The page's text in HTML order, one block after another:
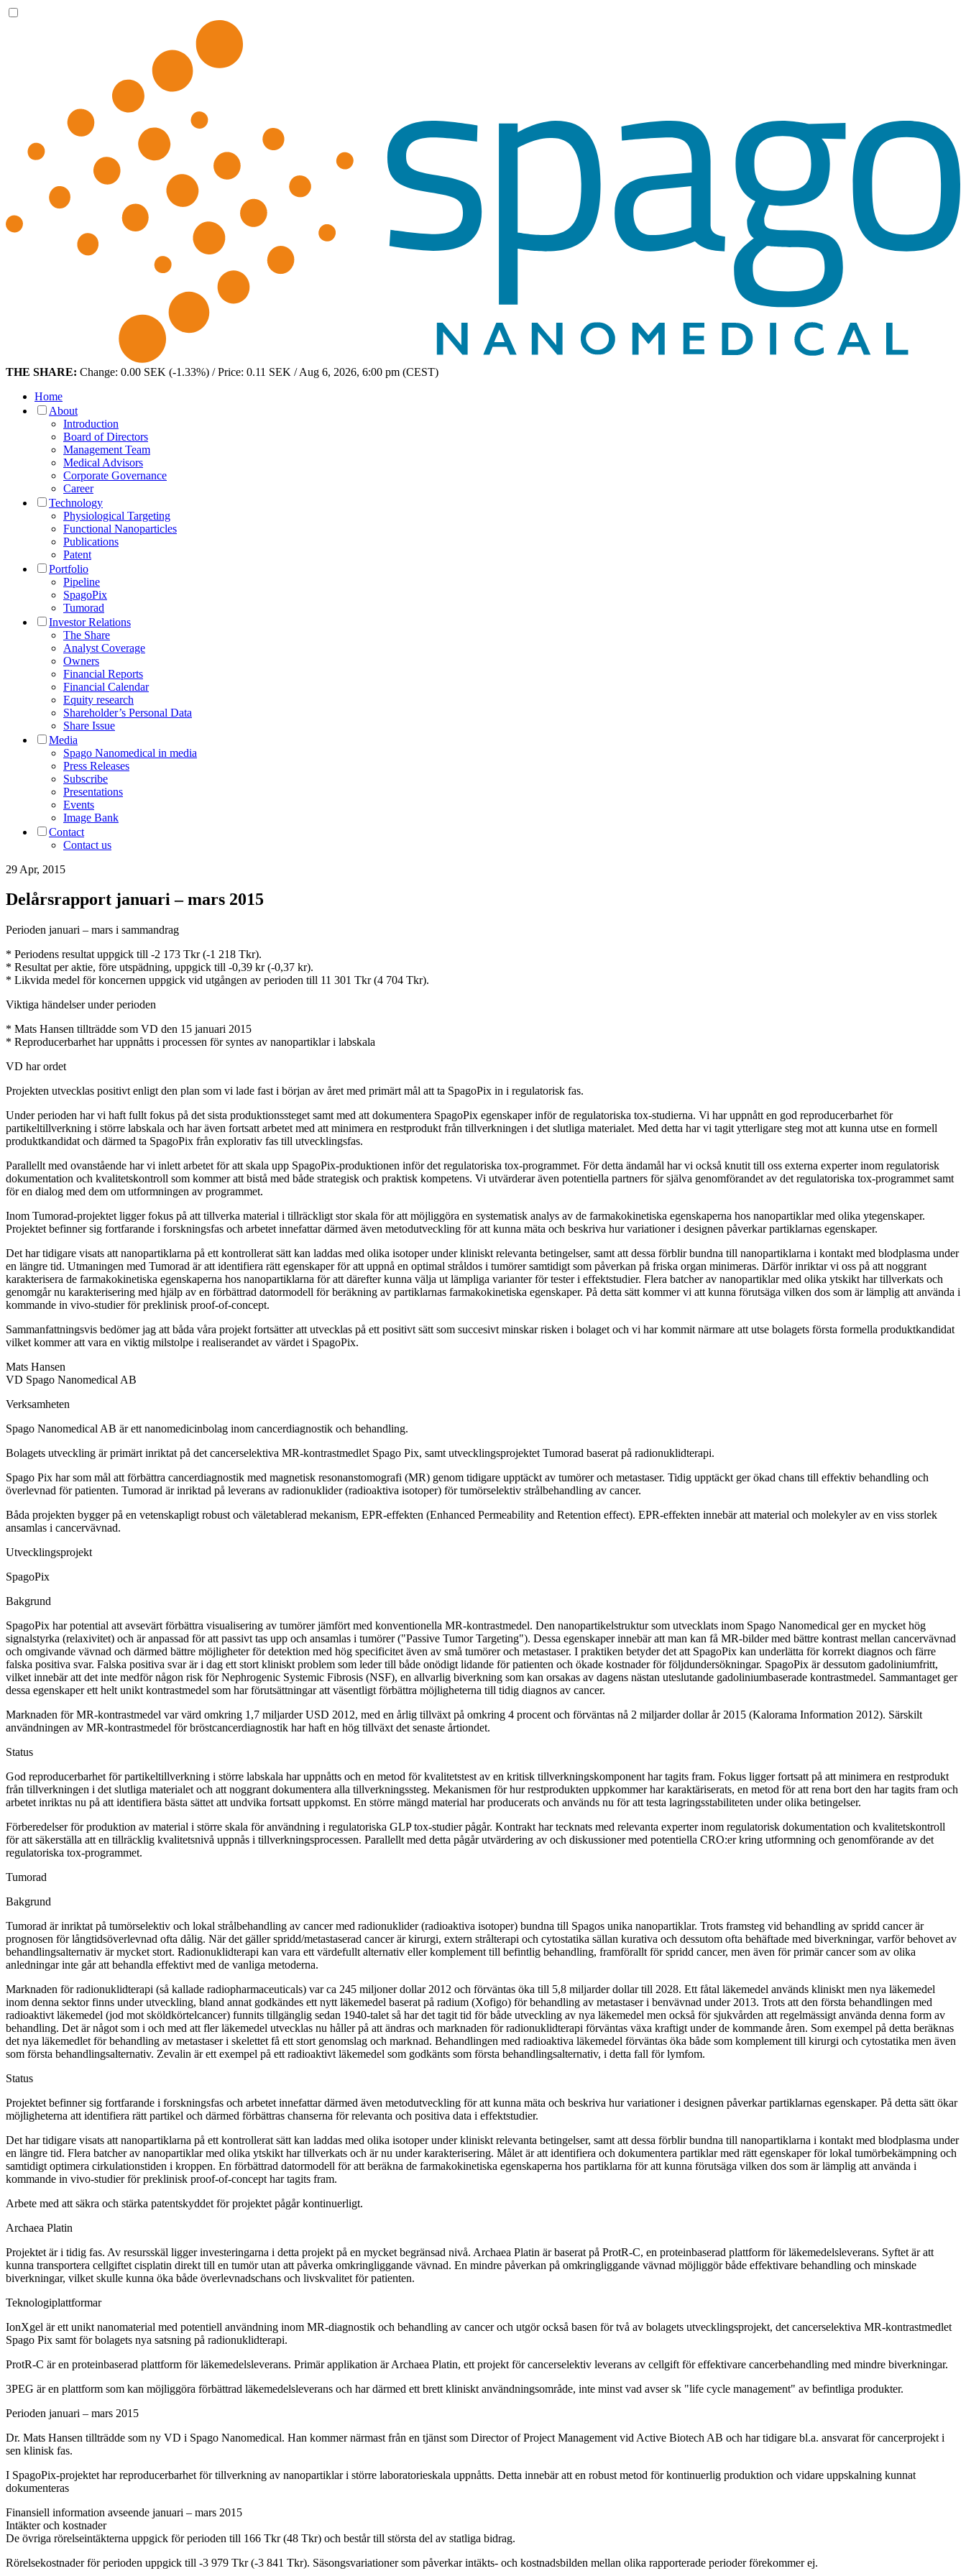
THE SHARE: Change: 0.00 SEK (-1.33%) / Price: 0.11 SEK / Aug 6, 2026, 6:00 pm (CEST)
Home
About
Introduction
Board of Directors
Management Team
Medical Advisors
Corporate Governance
Career
Technology
Physiological Targeting
Functional Nanoparticles
Publications
Patent
Portfolio
Pipeline
SpagoPix
Tumorad
Investor Relations
The Share
Analyst Coverage
Owners
Financial Reports
Financial Calendar
Equity research
Shareholder’s Personal Data
Share Issue
Media
Spago Nanomedical in media
Press Releases
Subscribe
Presentations
Events
Image Bank
Contact
Contact us
29 Apr, 2015
Delårsrapport januari – mars 2015
Perioden januari – mars i sammandrag
* Periodens resultat uppgick till -2 173 Tkr (-1 218 Tkr).
* Resultat per aktie, före utspädning, uppgick till -0,39 kr (-0,37 kr).
* Likvida medel för koncernen uppgick vid utgången av perioden till 11 301 Tkr (4 704 Tkr).
Viktiga händelser under perioden
* Mats Hansen tillträdde som VD den 15 januari 2015
* Reproducerbarhet har uppnåtts i processen för syntes av nanopartiklar i labskala
VD har ordet
Projekten utvecklas positivt enligt den plan som vi lade fast i början av året med primärt mål att ta SpagoPix in i regulatorisk fas.
Under perioden har vi haft fullt fokus på det sista produktionssteget samt med att dokumentera SpagoPix egenskaper inför de regulatoriska tox-studierna. Vi har uppnått en god reproducerbarhet för
partikeltillverkning i större labskala och har även fortsatt arbetet med att minimera en restprodukt från tillverkningen i det slutliga materialet. Med detta har vi tagit ytterligare steg mot att kunna utse en formell
produktkandidat och därmed ta SpagoPix från explorativ fas till utvecklingsfas.
Parallellt med ovanstående har vi inlett arbetet för att skala upp SpagoPix-produktionen inför det regulatoriska tox-programmet. För detta ändamål har vi också knutit till oss externa experter inom regulatorisk
dokumentation och kvalitetskontroll som kommer att bistå med både strategisk och praktisk kompetens. Vi utvärderar även potentiella partners för själva genomförandet av det regulatoriska tox-programmet samt
för en dialog med dem om utformningen av programmet.
Inom Tumorad-projektet ligger fokus på att tillverka material i tillräckligt stor skala för att möjliggöra en systematisk analys av de farmakokinetiska egenskaperna hos nanopartiklar med olika ytegenskaper.
Projektet befinner sig fortfarande i forskningsfas och arbetet innefattar därmed även metodutveckling för att kunna mäta och beskriva hur variationer i designen påverkar partiklarnas egenskaper.
Det har tidigare visats att nanopartiklarna på ett kontrollerat sätt kan laddas med olika isotoper under kliniskt relevanta betingelser, samt att dessa förblir bundna till nanopartiklarna i kontakt med blodplasma under
en längre tid. Utmaningen med Tumorad är att identifiera rätt egenskaper för att uppnå en optimal stråldos i tumörer samtidigt som påverkan på friska organ minimeras. Därför inriktar vi oss på att noggrant
karakterisera de farmakokinetiska egenskaperna hos nanopartiklarna för att därefter kunna välja ut lämpliga varianter för tester i effektstudier. Flera batcher av nanopartiklar med olika ytskikt har tillverkats och
genomgår nu karakterisering med hjälp av en förbättrad datormodell för beräkning av partiklarnas farmakokinetiska egenskaper. På detta sätt kommer vi att kunna förutsäga vilken dos som är lämplig att använda i
kommande in vivo-studier för preklinisk proof-of-concept.
Sammanfattningsvis bedömer jag att båda våra projekt fortsätter att utvecklas på ett positivt sätt som succesivt minskar risken i bolaget och vi har kommit närmare att utse bolagets första formella produktkandidat
vilket kommer att vara en viktig milstolpe i realiserandet av värdet i SpagoPix.
Mats Hansen
VD Spago Nanomedical AB
Verksamheten
Spago Nanomedical AB är ett nanomedicinbolag inom cancerdiagnostik och behandling.
Bolagets utveckling är primärt inriktat på det cancerselektiva MR-kontrastmedlet Spago Pix, samt utvecklingsprojektet Tumorad baserat på radionuklidterapi.
Spago Pix har som mål att förbättra cancerdiagnostik med magnetisk resonanstomografi (MR) genom tidigare upptäckt av tumörer och metastaser. Tidig upptäckt ger ökad chans till effektiv behandling och
överlevnad för patienten. Tumorad är inriktad på leverans av radionuklider (radioaktiva isotoper) för tumörselektiv strålbehandling av cancer.
Båda projekten bygger på en vetenskapligt robust och väletablerad mekanism, EPR-effekten (Enhanced Permeability and Retention effect). EPR-effekten innebär att material och molekyler av en viss storlek
ansamlas i cancervävnad.
Utvecklingsprojekt
SpagoPix
Bakgrund
SpagoPix har potential att avsevärt förbättra visualisering av tumörer jämfört med konventionella MR-kontrastmedel. Den nanopartikelstruktur som utvecklats inom Spago Nanomedical ger en mycket hög
signalstyrka (relaxivitet) och är anpassad för att passivt tas upp och ansamlas i tumörer ("Passive Tumor Targeting"). Dessa egenskaper innebär att man kan få MR-bilder med bättre kontrast mellan cancervävnad
och omgivande vävnad och därmed bättre möjligheter för detektion med hög specificitet även av små tumörer och metastaser. I praktiken betyder det att SpagoPix kan underlätta för korrekt diagnos och färre
falska positiva svar. Falska positiva svar är i dag ett stort kliniskt problem som leder till både onödigt lidande för patienten och ökade kostnader för följdundersökningar. SpagoPix är dessutom gadoliniumfritt,
vilket innebär att det inte medför någon risk för Nephrogenic Systemic Fibrosis (NSF), en allvarlig biverkning som kan orsakas av dagens nästan uteslutande gadoliniumbaserade kontrastmedel. Sammantaget ger
dessa egenskaper ett helt unikt kontrastmedel som har förutsättningar att väsentligt förbättra möjligheterna till tidig diagnos av cancer.
Marknaden för MR-kontrastmedel var värd omkring 1,7 miljarder USD 2012, med en årlig tillväxt på omkring 4 procent och förväntas nå 2 miljarder dollar år 2015 (Kalorama Information 2012). Särskilt
användningen av MR-kontrastmedel för bröstcancerdiagnostik har haft en hög tillväxt det senaste årtiondet.
Status
God reproducerbarhet för partikeltillverkning i större labskala har uppnåtts och en metod för kvalitetstest av en kritisk tillverkningskomponent har tagits fram. Fokus ligger fortsatt på att minimera en restprodukt
från tillverkningen i det slutliga materialet och att noggrant dokumentera alla tillverkningssteg. Mekanismen för hur restprodukten uppkommer har karaktäriserats, en metod för att rena bort den har tagits fram och
arbetet inriktas nu på att identifiera bästa sättet att undvika fortsatt uppkomst. En större mängd material har producerats och används nu för att testa lagringsstabiliteten under olika betingelser.
Förberedelser för produktion av material i större skala för användning i regulatoriska GLP tox-studier pågår. Kontrakt har tecknats med relevanta experter inom regulatorisk dokumentation och kvalitetskontroll
för att säkerställa att en tillräcklig kvalitetsnivå uppnås i tillverkningsprocessen. Parallellt med detta pågår utvärdering av och diskussioner med potentiella CRO:er kring utformning och genomförande av det
regulatoriska tox-programmet.
Tumorad
Bakgrund
Tumorad är inriktat på tumörselektiv och lokal strålbehandling av cancer med radionuklider (radioaktiva isotoper) bundna till Spagos unika nanopartiklar. Trots framsteg vid behandling av spridd cancer är
prognosen för långtidsöverlevnad ofta dålig. När det gäller spridd/metastaserad cancer är kirurgi, extern strålterapi och cytostatika sällan kurativa och dessutom ofta behäftade med biverkningar, varför behovet av
behandlingsalternativ är mycket stort. Radionuklidterapi kan vara ett värdefullt alternativ eller komplement till befintlig behandling, framförallt för spridd cancer, men även för primär cancer som av olika
anledningar inte går att behandla effektivt med de vanliga metoderna.
Marknaden för radionuklidterapi (så kallade radiopharmaceuticals) var ca 245 miljoner dollar 2012 och förväntas öka till 5,8 miljarder dollar till 2028. Ett fåtal läkemedel används kliniskt men nya läkemedel
inom denna sektor finns under utveckling, bland annat godkändes ett nytt läkemedel baserat på radium (Xofigo) för behandling av metastaser i benvävnad under 2013. Trots att den första behandlingen med
radioaktivt läkemedel (jod mot sköldkörtelcancer) funnits tillgänglig sedan 1940-talet så har det tagit tid för både utveckling av nya läkemedel men också för sjukvården att regelmässigt använda denna form av
behandling. Det är något som i och med att fler läkemedel utvecklas nu håller på att ändras och marknaden för radionuklidterapi förväntas växa kraftigt under de kommande åren. Som exempel på detta beräknas
det nya läkemedlet för behandling av metastaser i skelettet få ett stort genomslag och marknad. Behandlingen med radioaktiva läkemedel förväntas öka både som komplement till kirurgi och cytostatika men även
som första behandlingsalternativ. Zevalin är ett exempel på ett radioaktivt läkemedel som godkänts som första behandlingsalternativ, i detta fall för lymfom.
Status
Projektet befinner sig fortfarande i forskningsfas och arbetet innefattar därmed även metodutveckling för att kunna mäta och beskriva hur variationer i designen påverkar partiklarnas egenskaper. På detta sätt ökar
möjligheterna att identifiera rätt partikel och därmed förbättras chanserna för relevanta och positiva data i effektstudier.
Det har tidigare visats att nanopartiklarna på ett kontrollerat sätt kan laddas med olika isotoper under kliniskt relevanta betingelser, samt att dessa förblir bundna till nanopartiklarna i kontakt med blodplasma under
en längre tid. Flera batcher av nanopartiklar med olika ytskikt har tillverkats och är nu under karakterisering. Målet är att identifiera och dokumentera partiklar med rätt egenskaper för lokal tumörbekämpning och
samtidigt optimera cirkulationstiden i kroppen. En förbättrad datormodell för att beräkna de farmakokinetiska egenskaperna hos partiklarna för att kunna förutsäga vilken dos som är lämplig att använda i
kommande in vivo-studier för preklinisk proof-of-concept har tagits fram.
Arbete med att säkra och stärka patentskyddet för projektet pågår kontinuerligt.
Archaea Platin
Projektet är i tidig fas. Av resursskäl ligger investeringarna i detta projekt på en mycket begränsad nivå. Archaea Platin är baserat på ProtR-C, en proteinbaserad plattform för läkemedelsleverans. Syftet är att
kunna transportera cellgiftet cisplatin direkt till en tumör utan att påverka omkringliggande vävnad. En mindre påverkan på omkringliggande vävnad möjliggör både effektivare behandling och minskade
biverkningar, vilket skulle kunna öka både överlevnadschans och livskvalitet för patienten.
Teknologiplattformar
IonXgel är ett unikt nanomaterial med potentiell användning inom MR-diagnostik och behandling av cancer och utgör också basen för två av bolagets utvecklingsprojekt, det cancerselektiva MR-kontrastmedlet
Spago Pix samt för bolagets nya satsning på radionuklidterapi.
ProtR-C är en proteinbaserad plattform för läkemedelsleverans. Primär applikation är Archaea Platin, ett projekt för cancerselektiv leverans av cellgift för effektivare cancerbehandling med mindre biverkningar.
3PEG är en plattform som kan möjliggöra förbättrad läkemedelsleverans och har därmed ett brett kliniskt användningsområde, inte minst vad avser sk "life cycle management" av befintliga produkter.
Perioden januari – mars 2015
Dr. Mats Hansen tillträdde som ny VD i Spago Nanomedical. Han kommer närmast från en tjänst som Director of Project Management vid Active Biotech AB och har tidigare bl.a. ansvarat för cancerprojekt i
sen klinisk fas.
I SpagoPix-projektet har reproducerbarhet för tillverkning av nanopartiklar i större laboratorieskala uppnåtts. Detta innebär att en robust metod för kontinuerlig produktion och vidare uppskalning kunnat
dokumenteras
Finansiell information avseende januari – mars 2015
Intäkter och kostnader
De övriga rörelseintäkterna uppgick för perioden till 166 Tkr (48 Tkr) och består till största del av statliga bidrag.
Rörelsekostnader för perioden uppgick till -3 979 Tkr (-3 841 Tkr). Säsongsvariationer som påverkar intäkts- och kostnadsbilden mellan olika rapporterade perioder förekommer ej.